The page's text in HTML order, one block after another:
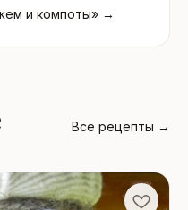
и компоты» →
Все рецепты →